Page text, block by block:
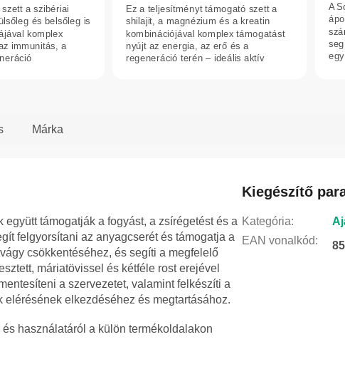
a szibériai
és belsőleg is
komplex
immunitás, a
Ez a teljesítményt támogató szett a
shilajit, a magnézium és a kreatin
kombinációjával komplex támogatást
nyújt az energia, az erő és a
regeneráció terén – ideális aktív
A
Márka
támogatják a fogyást, a zsírégetést és a
felgyorsítani az anyagcserét és támogatja a
csökkentéséhez, és segíti a megfelelő
máriatövissel és kétféle rost erejével
a szervezetet, valamint felkészíti a
elkezdéséhez és megtartásához.
használatáról a külön termékoldalakon
Kiegészítő
Kategória:
EAN vonalkód: